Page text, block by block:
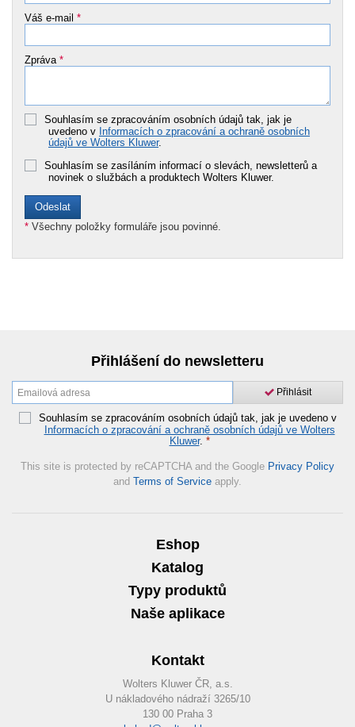
Váš e-mail *
Zpráva *
Souhlasím se zpracováním osobních údajů tak, jak je
uvedeno v Informacích o zpracování a ochraně osobních
údajů ve Wolters Kluwer.
Souhlasím se zasíláním informací o slevách, newsletterů a
novinek o službách a produktech Wolters Kluwer.
* Všechny položky formuláře jsou povinné.
Přihlášení do newsletteru
Přihlásit
Souhlasím se zpracováním osobních údajů tak, jak je uvedeno v
Informacích o zpracování a ochraně osobních údajů ve Wolters
Kluwer. *
This site is protected by reCAPTCHA and the Google Privacy Policy
and Terms of Service apply.
Eshop
Katalog
Typy produktů
Naše aplikace
Kontakt
Wolters Kluwer ČR, a.s.
U nákladového nádraží 3265/10
130 00 Praha 3